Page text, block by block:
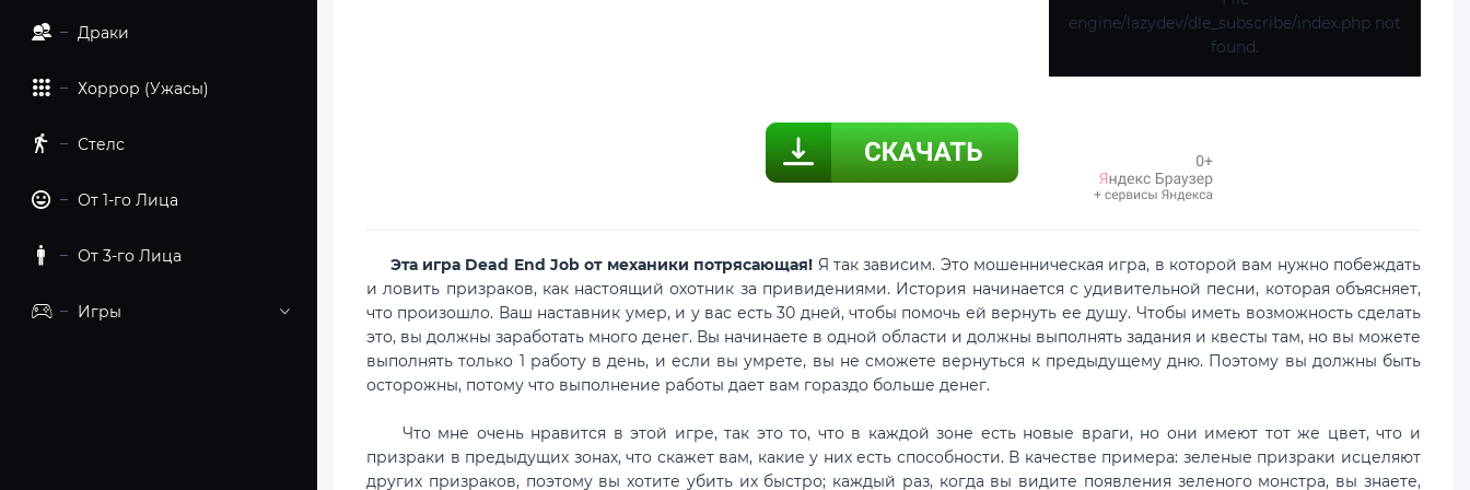
Драки
Хоррор (Ужасы)
Стелс
От 1-го Лица
От 3-го Лица
Игры
engine/lazydev/dle_subscribe/index.php not
found.
Эта игра Dead End Job от механики потрясающая! Я так зависим. Это мошенническая игра, в которой вам нужно побеждать
и ловить призраков, как настоящий охотник за привидениями. История начинается с удивительной песни, которая объясняет,
что произошло. Ваш наставник умер, и у вас есть 30 дней, чтобы помочь ей вернуть ее душу. Чтобы иметь возможность сделать
это, вы должны заработать много денег. Вы начинаете в одной области и должны выполнять задания и квесты там, но вы можете
выполнять только 1 работу в день, и если вы умрете, вы не сможете вернуться к предыдущему дню. Поэтому вы должны быть
осторожны, потому что выполнение работы дает вам гораздо больше денег.
Что мне очень нравится в этой игре, так это то, что в каждой зоне есть новые враги, но они имеют тот же цвет, что и
призраки в предыдущих зонах, что скажет вам, какие у них есть способности. В качестве примера: зеленые призраки исцеляют
других призраков, поэтому вы хотите убить их быстро; каждый раз, когда вы видите появления зеленого монстра, вы знаете,